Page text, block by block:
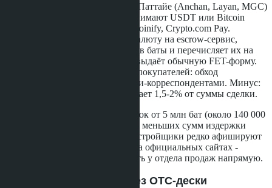
Часть крупных застройщиков в Паттайе (Anchan, Layan, MGC)
и на Пхукете (Banyan Tree) принимают USDT или Bitcoin
через escrow-сервисы - BitPay, Coinify, Crypto.com Pay.
Покупатель переводит криптовалюту на escrow-сервис,
который конвертирует средства в баты и перечисляет их на
счёт застройщика. Застройщик выдаёт обычную FET-форму.
Преимущество для российских покупателей: обход
санкционных проблем с банками-корреспондентами. Минус:
комиссия escrow-сервиса достигает 1,5-2% от суммы сделки.
Escrow-схема подходит для сделок от 5 млн бат (около 140 000
USD по курсу апреля 2026). Для меньших сумм издержки
непропорционально высоки. Застройщики редко афишируют
возможность крипто-расчётов на официальных сайтах -
информацию нужно запрашивать у отдела продаж напрямую.
Схема 3: P2P-обмен через OTC-дески